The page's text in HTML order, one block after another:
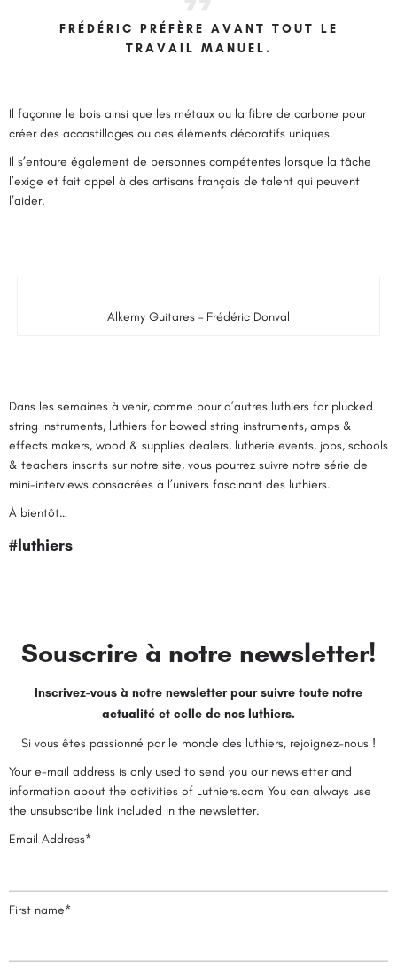
FRÉDÉRIC PRÉFÈRE AVANT TOUT LE
TRAVAIL MANUEL.
Il façonne le bois ainsi que les métaux ou la fibre de carbone pour
créer des accastillages ou des éléments décoratifs uniques.
Il s’entoure également de personnes compétentes lorsque la tâche
l’exige et fait appel à des artisans français de talent qui peuvent
l’aider.
Alkemy Guitares – Frédéric Donval
Dans les semaines à venir, comme pour d’autres luthiers for plucked
string instruments, luthiers for bowed string instruments, amps &
effects makers, wood & supplies dealers, lutherie events, jobs, schools
& teachers inscrits sur notre site, vous pourrez suivre notre série de
mini-interviews consacrées à l’univers fascinant des luthiers.
À bientôt…
#luthiers
Souscrire à notre newsletter!
Inscrivez-vous à notre newsletter pour suivre toute notre
actualité et celle de nos luthiers.
Si vous êtes passionné par le monde des luthiers, rejoignez-nous !
Your e-mail address is only used to send you our newsletter and
information about the activities of Luthiers.com You can always use
the unsubscribe link included in the newsletter.
Email Address*
First name*